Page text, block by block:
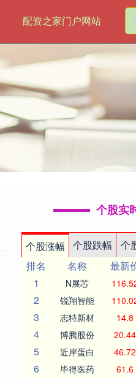
配资之家门户网站
个股实
个股涨幅 个股跌幅 个
排名
名称 最新
1
N展芯
2 锐翔智能
3 志特新材 14.8
4 博腾股份 20.44
5 近岸蛋白 46.72
6 毕得医药 61.6